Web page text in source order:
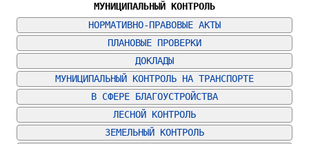
МУНИЦИПАЛЬНЫЙ КОНТРОЛЬ
НОРМАТИВНО-ПРАВОВЫЕ АКТЫ
ПЛАНОВЫЕ ПРОВЕРКИ
ДОКЛАДЫ
МУНИЦИПАЛЬНЫЙ КОНТРОЛЬ НА ТРАНСПОРТЕ
В СФЕРЕ БЛАГОУСТРОЙСТВА
ЛЕСНОЙ КОНТРОЛЬ
ЗЕМЕЛЬНЫЙ КОНТРОЛЬ